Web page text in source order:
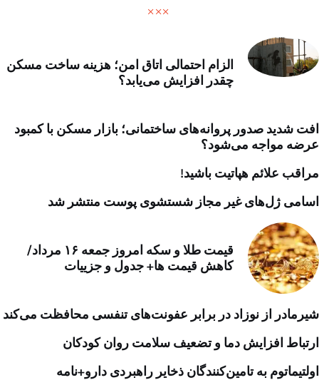
الزام احتمالی اتاق امن؛ هزینه ساخت مسکن
چقدر افزایش می‌یابد؟
افت شدید صدور پروانه‌های ساختمانی؛ بازار مسکن با کمبود
عرضه مواجه می‌شود؟
مراقب علائم هپاتیت باشید!
اسامی ژل‌های غیر مجاز شستشوی پوست منتشر شد
قیمت طلا و سکه امروز جمعه ۱۶ مرداد/
کاهش قیمت ها+ جدول و جزییات
شیرمادر از نوزاد در برابر عفونت‌های تنفسی محافظت می‌کند
ارتباط افزایش دما و تضعیف سلامت روان کودکان
اولتیماتوم به تامین‌کنندگان ذخایر راهبردی دارو+نامه